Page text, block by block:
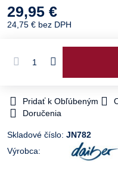
29,95 €
24,75 € bez DPH
Pridať k Obľúbeným
Doručenia
Skladové číslo: JN782
Výrobca: